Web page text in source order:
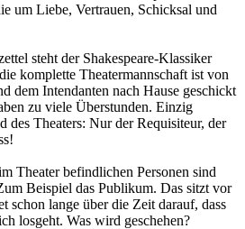
um Liebe, Vertrauen, Schicksal und
steht der Shakespeare-Klassiker
komplette Theatermannschaft ist von
dem Intendanten nach Hause geschickt
zu viele Überstunden. Einzig
des Theaters: Nur der Requisiteur, der
Theater befindlichen Personen sind
Beispiel das Publikum. Das sitzt vor
schon lange über die Zeit darauf, dass
losgeht. Was wird geschehen?